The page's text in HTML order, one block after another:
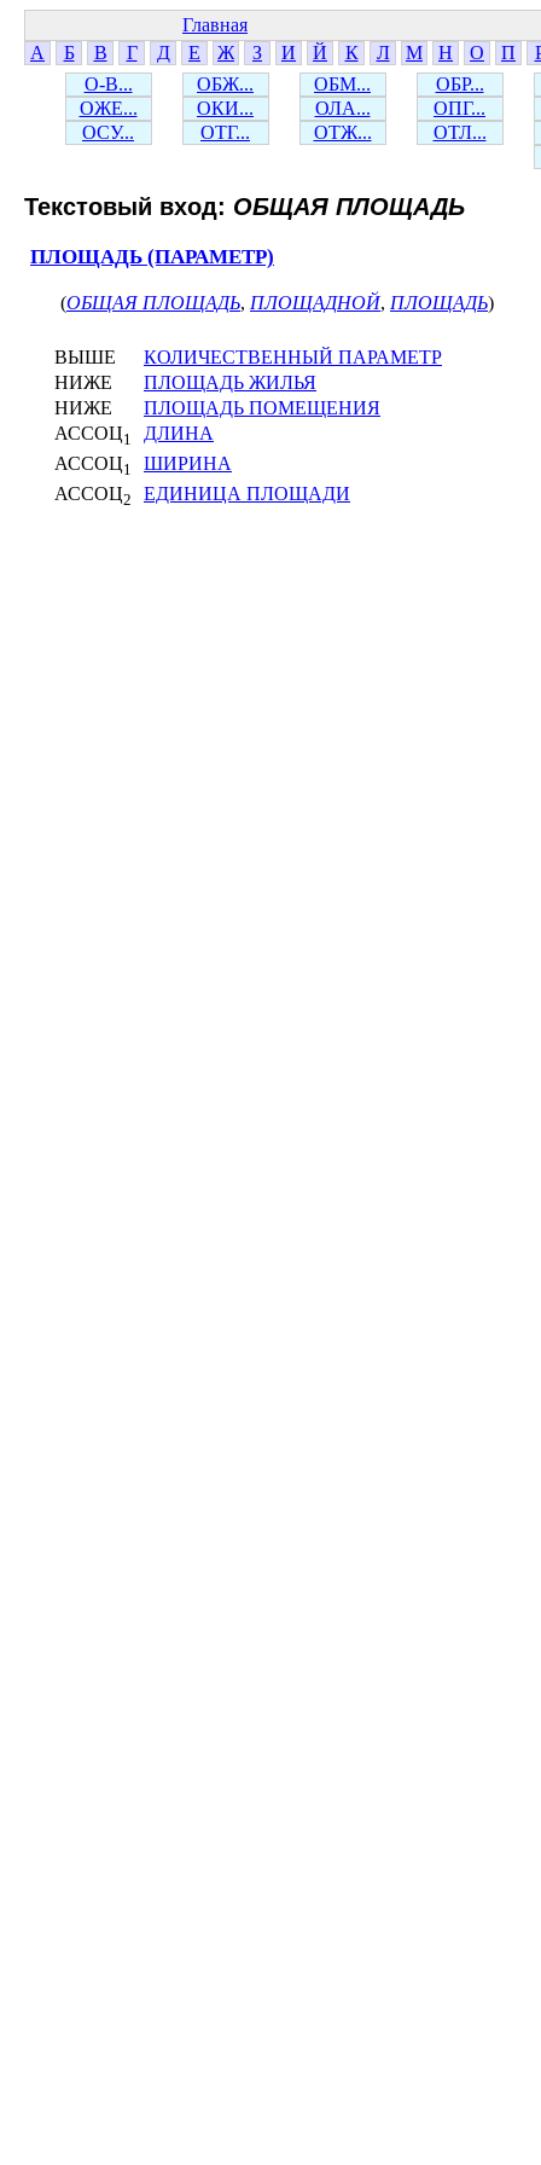
Главная
А
Б В Г Д Е Ж З И Й К Л М Н О П
О-В...
ОБЖ... ОБМ...
ОБР...
ОЖЕ...
ОКИ... ОЛА...
ОПГ...
ОСУ...
ОТГ... ОТЖ... ОТЛ...
Текстовый вход: ОБЩАЯ ПЛОЩАДЬ
ПЛОЩАДЬ (ПАРАМЕТР)
(ОБЩАЯ ПЛОЩАДЬ, ПЛОЩАДНОЙ, ПЛОЩАДЬ)
ВЫШЕ
КОЛИЧЕСТВЕННЫЙ ПАРАМЕТР
НИЖЕ
ПЛОЩАДЬ ЖИЛЬЯ
НИЖЕ
ПЛОЩАДЬ ПОМЕЩЕНИЯ
АССОЦ1
ДЛИНА
АССОЦ1
ШИРИНА
АССОЦ2 ЕДИНИЦА ПЛОЩАДИ